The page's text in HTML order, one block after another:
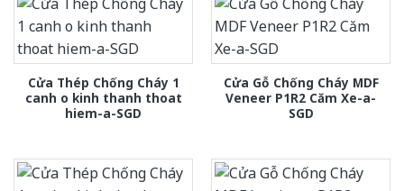
Cửa Thép Chống Cháy 1
canh o kinh thanh thoat
hiem-a-SGD
Cửa Gỗ Chống Cháy MDF
Veneer P1R2 Căm Xe-a-
SGD